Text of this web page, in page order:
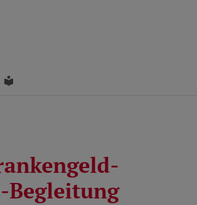
Leichte Sprache
Begleitung